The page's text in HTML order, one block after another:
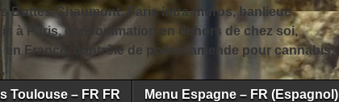
Buttes-Chaumont, Paris intra-muros, banlieue
à Paris, consommation en dehors de chez soi,
France, contrôle de police, amende pour cannabis,
Toulouse – FR FR Menu Espagne – FR (Espagnol)